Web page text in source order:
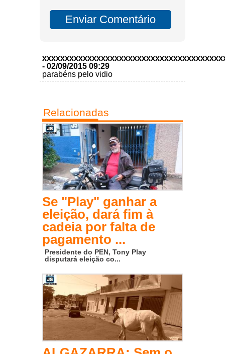
- 02/09/2015 09:29
parabéns pelo vidio
Relacionadas
Se "Play" ganhar a
eleição, dará fim à
cadeia por falta de
pagamento ...
Presidente do PEN, Tony Play
disputará eleição co...